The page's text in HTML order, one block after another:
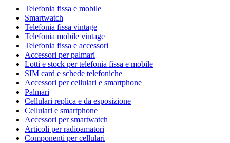
Telefonia fissa e mobile
Smartwatch
Telefonia fissa vintage
Telefonia mobile vintage
Telefonia fissa e accessori
Accessori per palmari
Lotti e stock per telefonia fissa e mobile
SIM card e schede telefoniche
Accessori per cellulari e smartphone
Palmari
Cellulari replica e da esposizione
Cellulari e smartphone
Accessori per smartwatch
Articoli per radioamatori
Componenti per cellulari